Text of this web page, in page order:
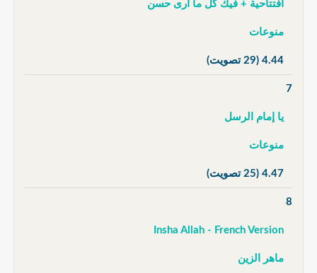
افتتاحية + فيك كل ما أرى حسن
منوعات
4.44 (29 تصويت)
7
يا إمام الرسل
منوعات
4.47 (25 تصويت)
8
Insha Allah - French Version
ماهر الزين